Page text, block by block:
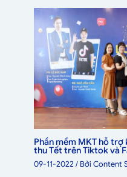
Phần mềm MKT hỗ
thu Tết trên Tiktok và
09-11-2022/ BởiContent